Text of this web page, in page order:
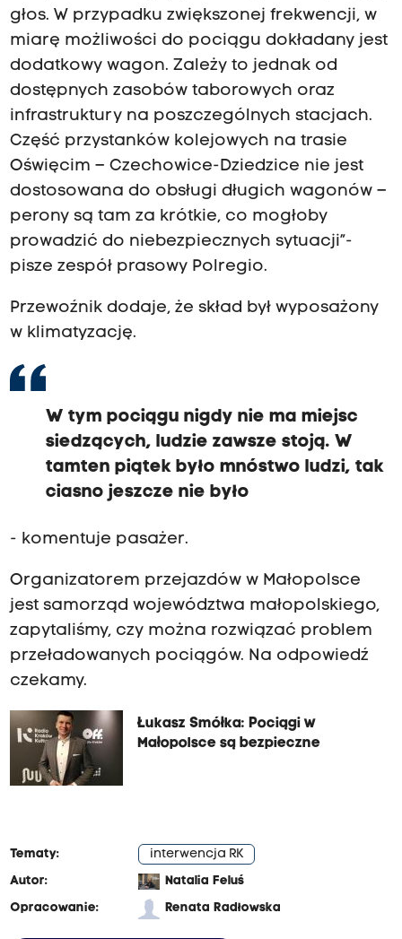
głos. W przypadku zwiększonej frekwencji, w
miarę możliwości do pociągu dokładany jest
dodatkowy wagon. Zależy to jednak od
dostępnych zasobów taborowych oraz
infrastruktury na poszczególnych stacjach.
Część przystanków kolejowych na trasie
Oświęcim – Czechowice-Dziedzice nie jest
dostosowana do obsługi długich wagonów –
perony są tam za krótkie, co mogłoby
prowadzić do niebezpiecznych sytuacji”-
pisze zespół prasowy Polregio.
Przewoźnik dodaje, że skład był wyposażony
w klimatyzację.
W tym pociągu nigdy nie ma miejsc
siedzących, ludzie zawsze stoją. W
tamten piątek było mnóstwo ludzi, tak
ciasno jeszcze nie było
- komentuje pasażer.
Organizatorem przejazdów w Małopolsce
jest samorząd województwa małopolskiego,
zapytaliśmy, czy można rozwiązać problem
przeładowanych pociągów. Na odpowiedź
czekamy.
Łukasz Smółka: Pociągi w
Małopolsce są bezpieczne
Tematy:
interwencja RK
Autor:
Natalia Feluś
Opracowanie:
Renata Radłowska